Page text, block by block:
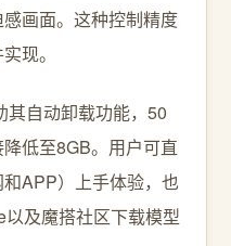
画面。这种控制精度
现。
其自动卸载功能，50
低至8GB。用户可直
APP）上手体验，也
及魔搭社区下载模型